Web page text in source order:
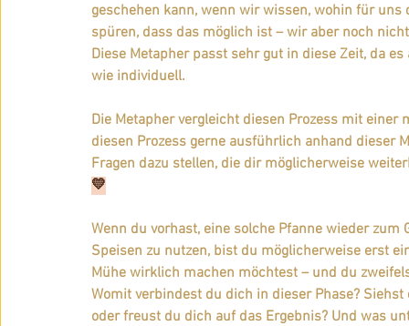
geschehen kann, wenn wir wissen, wohin für
spüren, dass das möglich ist – wir aber noch
Diese Metapher passt sehr gut in diese Zeit, da
wie individuell.
Die Metapher vergleicht diesen Prozess mit
diesen Prozess gerne ausführlich anhand
Fragen dazu stellen, die dir möglicherweise
💛
Wenn du vorhast, eine solche Pfanne wieder
Speisen zu nutzen, bist du möglicherweise erst
Mühe wirklich machen möchtest – und du
Womit verbindest du dich in dieser Phase?
oder freust du dich auf das Ergebnis? Und was